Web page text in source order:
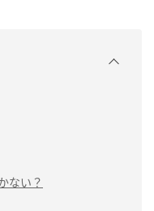
ない？